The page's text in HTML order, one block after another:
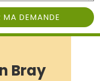
Bray